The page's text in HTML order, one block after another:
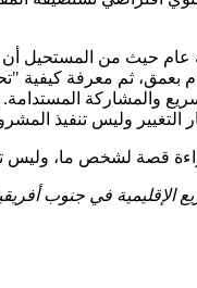
حيث من المستحيل
بعمق، ثم معرفة كيفية
والمشاركة
التغيير وليس تنفيذ